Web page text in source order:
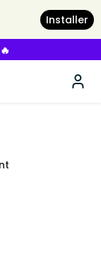
Installer